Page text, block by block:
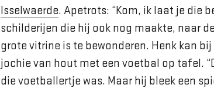
Isselwaerde. Apetrots: “Kom, ik laat je die
schilderijen die hij ook nog maakte, naar
grote vitrine is te bewonderen. Henk kan
jochie van hout met een voetbal op tafel.
die voetballertje was. Maar hij bleek een